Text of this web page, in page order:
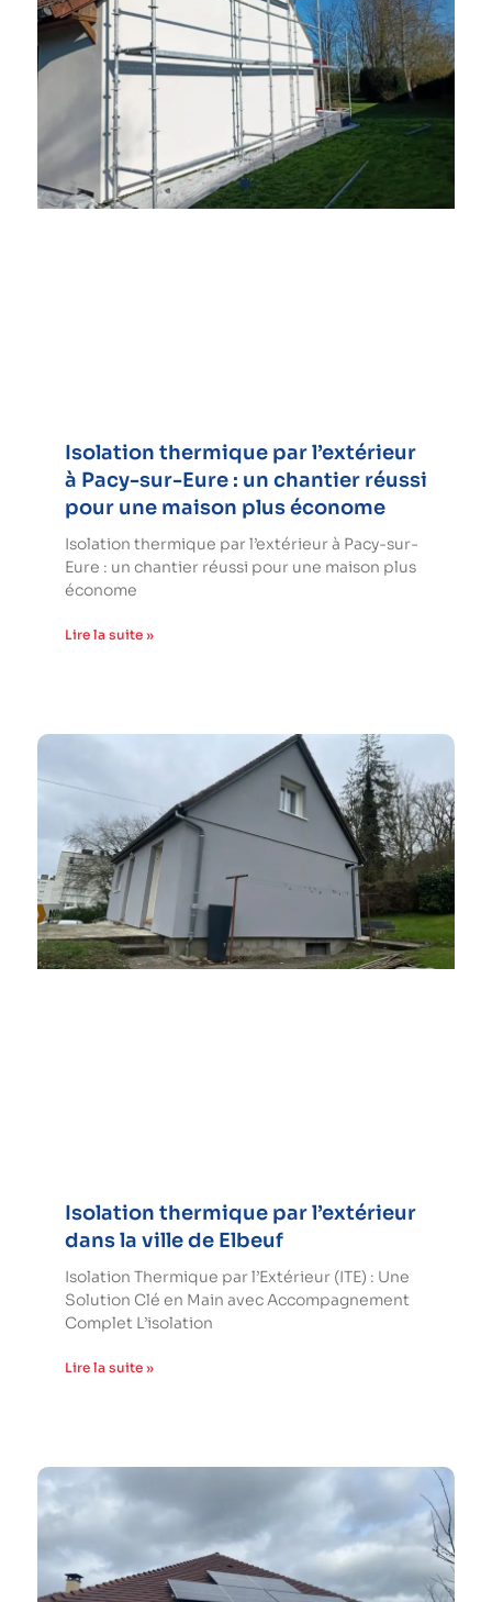
Isolation thermique par l’extérieur
à Pacy-sur-Eure : un chantier réussi
pour une maison plus économe
Isolation thermique par l’extérieur à Pacy-sur-
Eure : un chantier réussi pour une maison plus
économe
Lire la suite »
Isolation thermique par l’extérieur
dans la ville de Elbeuf
Isolation Thermique par l’Extérieur (ITE) : Une
Solution Clé en Main avec Accompagnement
Complet L’isolation
Lire la suite »